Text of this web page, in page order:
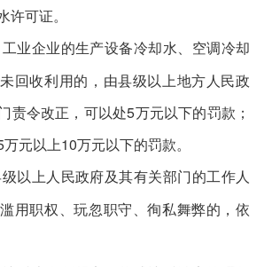
可证。
工业企业的生产设备冷却水、空调冷却
回收利用的，由县级以上地方人民政
责令改正，可以处5万元以下的罚款；
元以上10万元以下的罚款。
以上人民政府及其有关部门的工作人
用职权、玩忽职守、徇私舞弊的，依